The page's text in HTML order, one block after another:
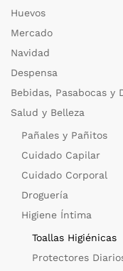
Huevos
Mercado
Navidad
Despensa
Bebidas, Pasabocas y
Salud y Belleza
Pañales y Pañitos
Cuidado Capilar
Cuidado Corporal
Droguería
Higiene Íntima
Toallas Higiénicas
Protectores